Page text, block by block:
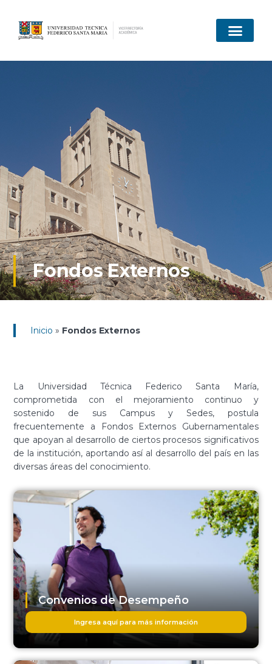
Fondos Externos
Inicio » Fondos Externos
La Universidad Técnica Federico Santa María,
comprometida con el mejoramiento continuo y
sostenido de sus Campus y Sedes, postula
frecuentemente a Fondos Externos Gubernamentales
que apoyan al desarrollo de ciertos procesos significativos
de la institución, aportando así al desarrollo del país en las
diversas áreas del conocimiento.
Convenios de Desempeño
Ingresa aquí para más información